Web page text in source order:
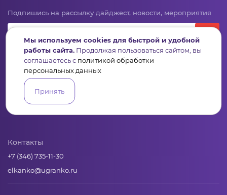
Подпишись на рассылку дайджест, новости, мероприятия
Пульс Конкурсы Организации
АналитикаБаза знаний
Контакты
+7 (346) 735-11-30
elkanko@ugranko.ru
Мы используем cookies для быстрой и удобной
работы сайта. Продолжая пользоваться сайтом, вы
соглашаетесь с политикой обработки
персональных данных
Принять